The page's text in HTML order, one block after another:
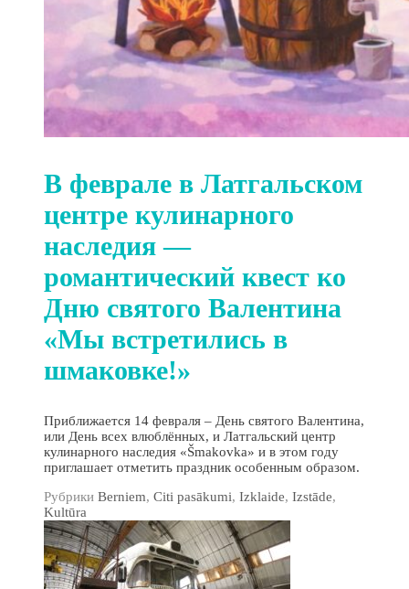
В феврале в Латгальском
центре кулинарного
наследия —
романтический квест ко
Дню святого Валентина
«Мы встретились в
шмаковке!»
Приближается 14 февраля – День святого Валентина,
или День всех влюблённых, и Латгальский центр
кулинарного наследия «Šmakovka» и в этом году
приглашает отметить праздник особенным образом.
Рубрики Berniem, Citi pasākumi, Izklaide, Izstāde,
Kultūra